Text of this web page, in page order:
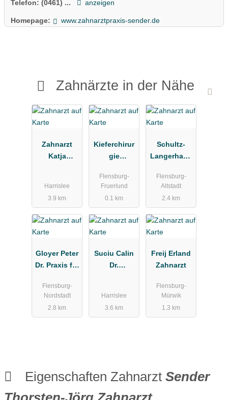
Telefon: (0461) ... anzeigen
Homepage: www.zahnarztpraxis-sender.de
Zahnärzte in der Nähe
Zahnarzt
Katja
Harrislee
3.9 km
Kieferchirur
gie
Bötel
Flensburg-
Fruerlund
0.1 km
Schultz-
Langerhans
Afronz
Flensburg-
Altstadt
2.4 km
Gloyer Peter
Dr. Praxis für
Flensburg-
Nordstadt
2.8 km
Suciu Calin
Dr.
Harrislee
3.6 km
Freij Erland
Zahnarzt
Flensburg-
Mürwik
1.3 km
Eigenschaften Zahnarzt Sender